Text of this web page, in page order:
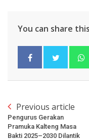
You can share
Previous article
Pengurus Gerakan
Pramuka Kalteng Masa
Bakti 2025–2030 Dilantik